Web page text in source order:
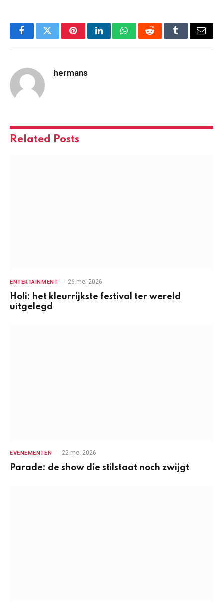
FacebookTwitterPinterestLinkedInWhatsAppRedditTumblrEmail
hermans
Related Posts
ENTERTAINMENT 26 mei 2026
Holi: het kleurrijkste festival ter wereld
uitgelegd
EVENEMENTEN 22 mei 2026
Parade: de show die stilstaat noch zwijgt